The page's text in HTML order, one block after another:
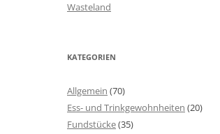
Wasteland
KATEGORIEN
Allgemein (70)
Ess- und Trinkgewohnheiten (20)
Fundstücke(35)